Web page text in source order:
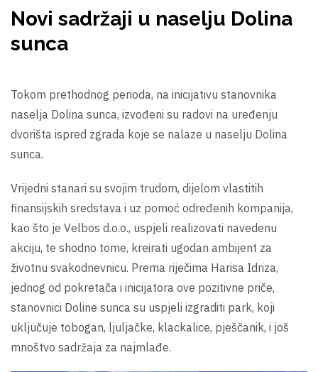
Novi sadržaji u naselju Dolina
sunca
Tokom prethodnog perioda, na inicijativu stanovnika
naselja Dolina sunca, izvođeni su radovi na uređenju
dvorišta ispred zgrada koje se nalaze u naselju Dolina
sunca.
Vrijedni stanari su svojim trudom, dijelom vlastitih
finansijskih sredstava i uz pomoć određenih kompanija,
kao što je Velbos d.o.o., uspjeli realizovati navedenu
akciju, te shodno tome, kreirati ugodan ambijent za
životnu svakodnevnicu. Prema riječima Harisa Idriza,
jednog od pokretača i inicijatora ove pozitivne priče,
stanovnici Doline sunca su uspjeli izgraditi park, koji
uključuje tobogan, ljuljačke, klackalice, pješčanik, i još
mnoštvo sadržaja za najmlađe.